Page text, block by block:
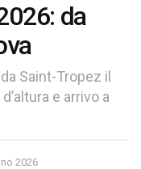
da
Saint-Tropez il
e arrivo a
2026